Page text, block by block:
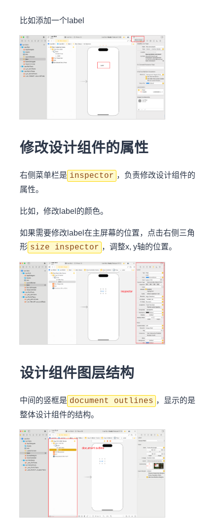
比如添加一个label
修改设计组件的属性
右侧菜单栏是 inspector ，负责修改设计组件的
属性。
比如，修改label的颜色。
如果需要修改label在主屏幕的位置，点击右侧三角
形 size inspector ，调整x, y轴的位置。
设计组件图层结构
中间的竖框是 document outlines ，显示的是
整体设计组件的结构。